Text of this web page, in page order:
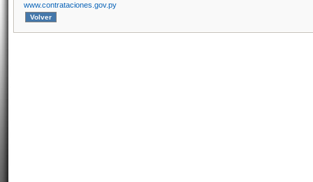
www.contrataciones.gov.py